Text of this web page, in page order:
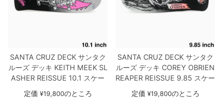
SANTA CRUZ DECKサンタク
ルーズデッキ KEITH MEEKSL
ASHER REISSUE 10.1 スケー
定価 ¥19,800のところ
SANTA CRUZ DECKサンタク
ルーズ デッキ COREY OBRIEN
REAPER REISSUE 9.85 スケー
定価 ¥19,800のところ